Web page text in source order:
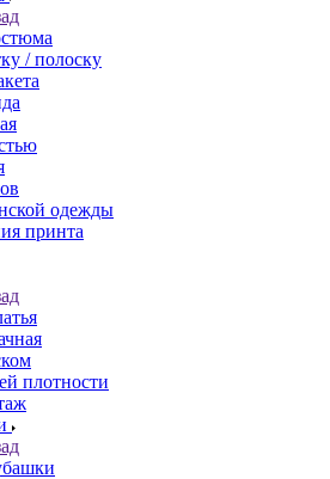
/ полоску
одежды
принта
плотности